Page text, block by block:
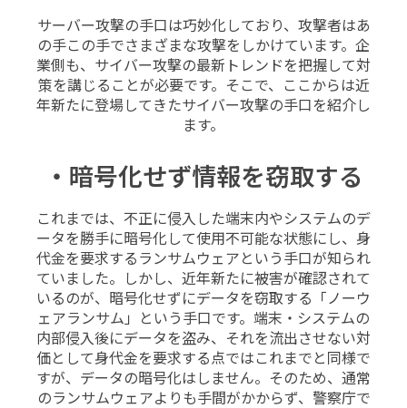
サーバー攻撃の手口は巧妙化しており、攻撃者はあ
の手この手でさまざまな攻撃をしかけています。企
業側も、サイバー攻撃の最新トレンドを把握して対
策を講じることが必要です。そこで、ここからは近
年新たに登場してきたサイバー攻撃の手口を紹介し
ます。
・暗号化せず情報を窃取する
これまでは、不正に侵入した端末内やシステムのデ
ータを勝手に暗号化して使用不可能な状態にし、身
代金を要求するランサムウェアという手口が知られ
ていました。しかし、近年新たに被害が確認されて
いるのが、暗号化せずにデータを窃取する「ノーウ
ェアランサム」という手口です。端末・システムの
内部侵入後にデータを盗み、それを流出させない対
価として身代金を要求する点ではこれまでと同様で
すが、データの暗号化はしません。そのため、通常
のランサムウェアよりも手間がかからず、警察庁で